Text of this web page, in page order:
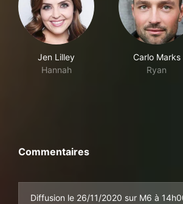
Jen Lilley
Hannah
Carlo Marks
Ryan
Commentaires
Diffusion le 26/11/2020 sur M6 à